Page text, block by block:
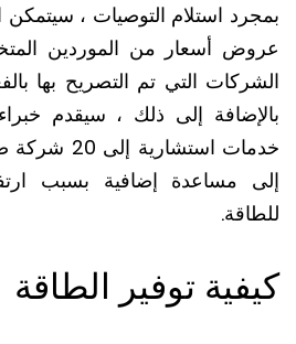
استلام التوصيات ، سيتمكن
أسعار من الموردين
التي تم التصريح بها
إلى ذلك ، سيقدم خبراء
خدمات استشارية إلى
مساعدة إضافية بسبب ارتفاع
توفير الطاقة